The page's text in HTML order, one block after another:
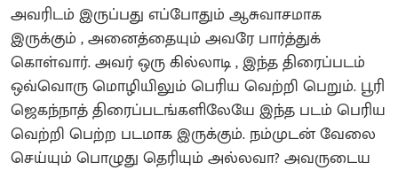
அவரிடம் இருப்பது எப்போதும் ஆசுவாசமாக
இருக்கும் , அனைத்தையும் அவரே பார்த்துக்
கொள்வார். அவர் ஒரு கில்லாடி , இந்த திரைப்படம்
ஒவ்வொரு மொழியிலும் பெரிய வெற்றி பெறும். பூரி
ஜெகந்நாத் திரைப்படங்களிலேயே இந்த படம் பெரிய
வெற்றி பெற்ற படமாக இருக்கும். நம்முடன் வேலை
செய்யும் பொழுது தெரியும் அல்லவா? அவருடைய